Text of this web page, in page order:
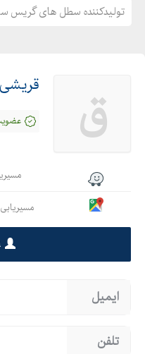
تولیدکننده سطل های گریس
ق قریشی
ایمیل
تلفن